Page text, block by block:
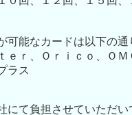
可能なカードは以下の通
ｒ、Ｏｒｉｃｏ、Ｏ
ラス
にて負担させていただ